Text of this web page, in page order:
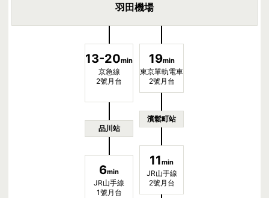
羽田機場
13-20min
京急線
2號月台
品川站
6min
JR山手線
1號月台
19min
東京單軌電車
2號月台
濱鬆町站
11min
JR山手線
2號月台